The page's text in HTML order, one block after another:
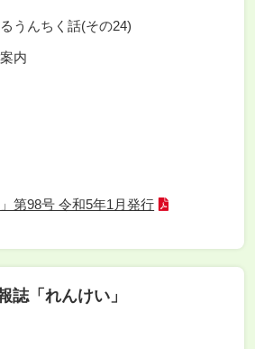
うんちく話(その24)
内
第98号 令和5年1月発行
誌「れんけい」